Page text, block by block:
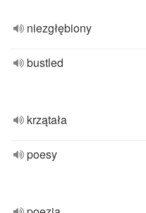
niezgłębiony
bustled
krzątała
poesy